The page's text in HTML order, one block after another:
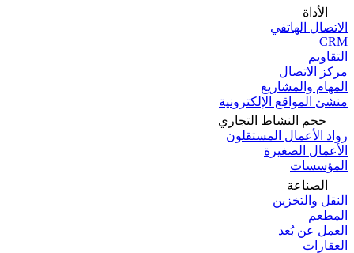
الأداة
الاتصال الهاتفي
CRM
التقاويم
مركز الاتصال
المهام والمشاريع
منشئ المواقع الإلكترونية
حجم النشاط التجاري
رواد الأعمال المستقلون
الأعمال الصغيرة
المؤسسات
الصناعة
النقل والتخزين
المطعم
العمل عن بُعد
العقارات